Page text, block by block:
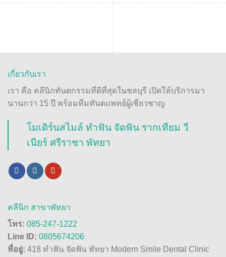
เกี่ยวกับเรา
เรา คือ คลีนิกทันตกรรมที่ดีที่สุดในชลบุรี เปิดให้บริการมา
นานกว่า 15 ปี พร้อมทีมทันตแพทย์ผู้เชี่ยวชาญ
โมเดิร์นสไมล์ ทำฟัน จัดฟัน รากเทียม วี
เนียร์ ศรีราชา พัทยา
คลีนิก สาขาพัทยา
โทร: 085-247-1222
Line ID: 0805674206
ที่อยู่: 418 ทำฟัน จัดฟัน พัทยา Modern Smile Dental Clinic